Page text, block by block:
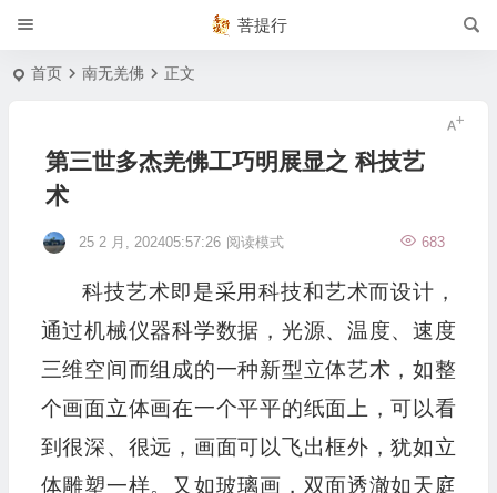
菩提行
首页 南无羌佛 正文
第三世多杰羌佛工巧明展显之 科技艺
术
25 2 月, 202405:57:26 683
阅读模式
科技艺术即是采用科技和艺术而设计，
通过机械仪器科学数据，光源、温度、速度
三维空间而组成的一种新型立体艺术，如整
个画面立体画在一个平平的纸面上，可以看
到很深、很远，画面可以飞出框外，犹如立
体雕塑一样。又如玻璃画，双面透澈如天庭